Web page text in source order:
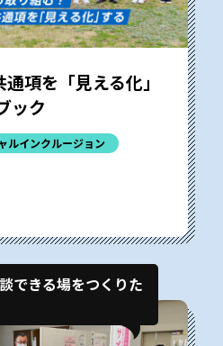
項を「見える化」
ック
ルインクルージョン
できる場をつくりた